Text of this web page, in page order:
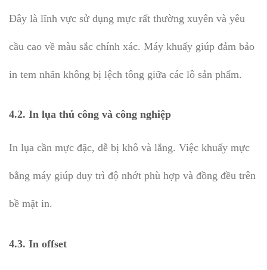
Đây là lĩnh vực sử dụng mực rất thường xuyên và yêu
cầu cao về màu sắc chính xác. Máy khuấy giúp đảm bảo
in tem nhãn không bị lệch tông giữa các lô sản phẩm.
4.2. In lụa thủ công và công nghiệp
In lụa cần mực đặc, dễ bị khô và lắng. Việc khuấy mực
bằng máy giúp duy trì độ nhớt phù hợp và đồng đều trên
bề mặt in.
4.3. In offset